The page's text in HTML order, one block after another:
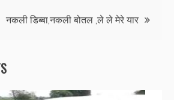
नकली डिब्बा,नकली बोतल ,ले ले मेरे यार